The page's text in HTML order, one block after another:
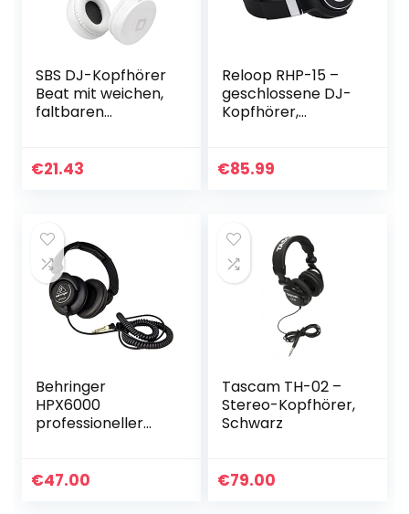
SBS DJ-Kopfhörer
Beat mit weichen,
faltbaren
Kopfbügel, 3,5 mm
€21.43
Reloop RHP-15 –
geschlossene DJ-
Kopfhörer,
drehbare
€85.99
Behringer
HPX6000
professioneller
€47.00
Tascam TH-02 –
Stereo-Kopfhörer,
Schwarz
€79.00